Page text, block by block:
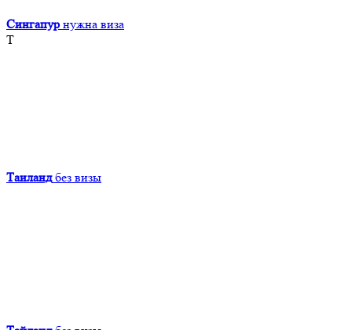
Сингапур нужна виза
Т
Таиланд без визы